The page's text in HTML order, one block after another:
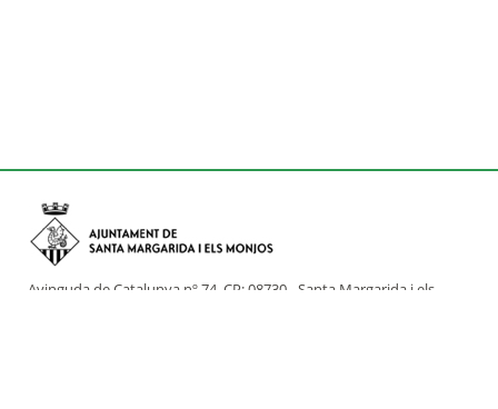
Avinguda de Catalunya nº 74, CP: 08730 - Santa Margarida i els